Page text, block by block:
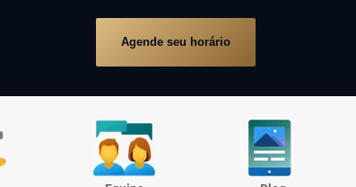
Agende seu horário